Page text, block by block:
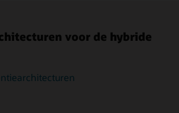
voor de hybride